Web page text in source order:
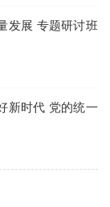
发展 专题研讨班
新时代 党的统一